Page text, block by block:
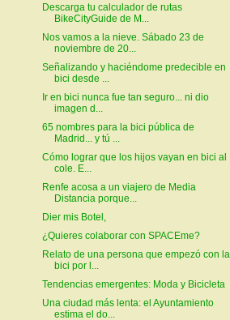
Descarga tu calculador de rutas
BikeCityGuide de M...
Nos vamos a la nieve. Sábado 23 de
noviembre de 20...
Señalizando y haciéndome predecible en
bici desde ...
Ir en bici nunca fue tan seguro... ni dio
imagen d...
65 nombres para la bici pública de
Madrid... y tú ...
Cómo lograr que los hijos vayan en bici al
cole. E...
Renfe acosa a un viajero de Media
Distancia porque...
Dier mis Botel,
¿Quieres colaborar con SPACEme?
Relato de una persona que empezó con la
bici por l...
Tendencias emergentes: Moda y Bicicleta
Una ciudad más lenta: el Ayuntamiento
estima el do...